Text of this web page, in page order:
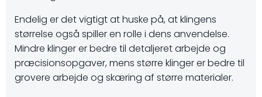
Endelig er det vigtigt at huske på, at klingens
størrelse også spiller en rolle i dens anvendelse.
Mindre klinger er bedre til detaljeret arbejde og
præcisionsopgaver, mens større klinger er bedre til
grovere arbejde og skæring af større materialer.